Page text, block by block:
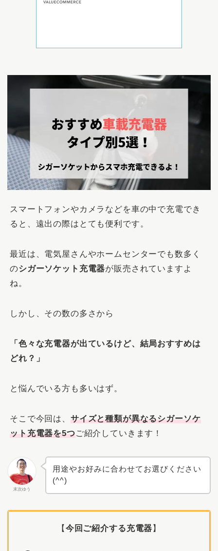
スマートフォンやカメラなどを車の中で充電でき
ると、遠出の際はとても便利です。
最近は、電気屋さんやホームセンターでも数多く
のシガーソケット充電器が販売されていますよ
ね。
しかし、その数の多さから
「色々な充電器が出ているけど、結局おすすめは
どれ？」
と悩んでいる方も多いはず。
そこで今回は、 サイズと種類が異なるシガーソケ
ット充電器を5つご紹介していきます！
末次ゆう
用途やお好みに合わせてお選びください
(^^)
【 今回ご紹介する充電器 】